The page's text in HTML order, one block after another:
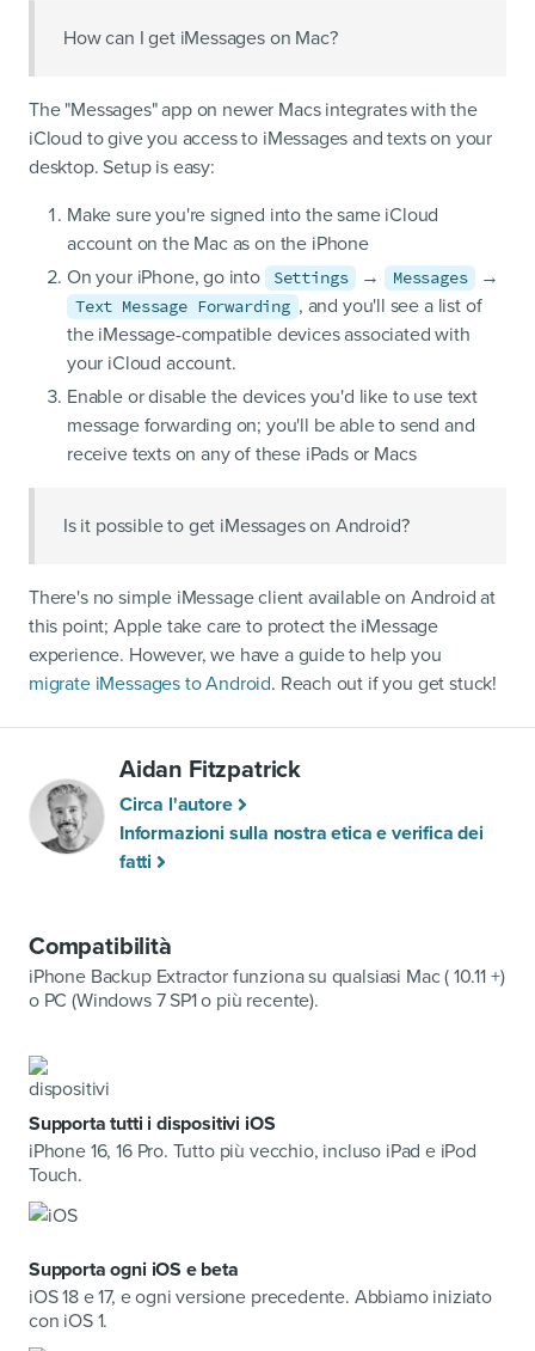
How can I get iMessages on Mac?
The "Messages" app on newer Macs integrates with the
iCloud to give you access to iMessages and texts on your
desktop. Setup is easy:
Make sure you're signed into the same iCloud
account on the Mac as on the iPhone
On your iPhone, go into
Settings → Messages →
Text Message Forwarding , and you'll see a list of
the iMessage-compatible devices associated with
your iCloud account.
Enable or disable the devices you'd like to use text
message forwarding on; you'll be able to send and
receive texts on any of these iPads or Macs
Is it possible to get iMessages on Android?
There's no simple iMessage client available on Android at
this point; Apple take care to protect the iMessage
experience. However, we have a guide to help you
migrate iMessages to Android. Reach out if you get stuck!
Aidan Fitzpatrick
Circa l'autore
Informazioni sulla nostra etica e verifica dei
fatti
Compatibilità
iPhone Backup Extractor funziona su qualsiasi Mac ( 10.11 +)
o PC (Windows 7 SP1 o più recente).
Supporta tutti i dispositivi iOS
iPhone 16, 16 Pro. Tutto più vecchio, incluso iPad e iPod
Touch.
Supporta ogni iOS e beta
iOS 18 e 17, e ogni versione precedente. Abbiamo iniziato
con iOS 1.